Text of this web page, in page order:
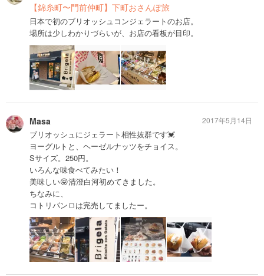
【錦糸町〜門前仲町】下町おさんぽ旅
日本で初のブリオッシュコンジェラートのお店。
場所は少しわかりづらいが、お店の看板が目印。
Masa
ブリオッシュにジェラート相性抜群です💓
ヨーグルトと、ヘーゼルナッツをチョイス。
Sサイズ。250円。
いろんな味食べてみたい！
美味しい😝清澄白河初めてきました。
ちなみに、
コトリパン🍞は完売してましたー。
2017年5月14日